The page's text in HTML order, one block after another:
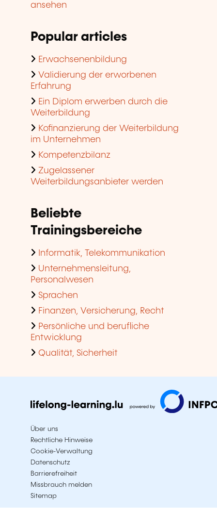
ansehen
Popular articles
Erwachsenenbildung
Validierung der erworbenen
Erfahrung
Ein Diplom erwerben durch die
Weiterbildung
Kofinanzierung der Weiterbildung
im Unternehmen
Kompetenzbilanz
Zugelassener
Weiterbildungsanbieter werden
Beliebte
Trainingsbereiche
Informatik, Telekommunikation
Unternehmensleitung,
Personalwesen
Sprachen
Finanzen, Versicherung, Recht
Persönliche und berufliche
Entwicklung
Qualität, Sicherheit
Über uns
Rechtliche Hinweise
Cookie-Verwaltung
Datenschutz
Barrierefreiheit
Missbrauch melden
Sitemap